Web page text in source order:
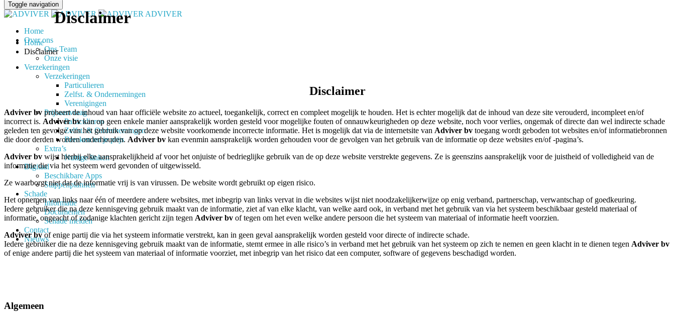
Toggle navigation
ADVIVER
Home
Over ons
Ons Team
Onze visie
Verzekeringen
Verzekeringen
Particulieren
Zelfst. & Ondernemingen
Verenigingen
Prijsaanvraag
Particulieren
Zelfst. & Ondernemingen
Bereken nu je prijs
Extra’s
Nuttige linken
Digitaal
Beschikbare Apps
Stappenplannen
Schade
Informatie
Documenten
Schade melden
Contact
Nieuws
Disclaimer
Home
Disclaimer
Disclaimer
Adviver bv probeert de inhoud van haar officiële website zo actueel, toegankelijk, correct en compleet mogelijk te houden. Het is echter mogelijk dat de inhoud van deze site verouderd, incompleet en/of
incorrect is. Adviver bvkan op geen enkele manier aansprakelijk worden gesteld voor mogelijke fouten of onnauwkeurigheden op deze website, noch voor verlies, ongemak of directe dan wel indirecte schade
geleden ten gevolge van het gebruik van op deze website voorkomende incorrecte informatie. Het is mogelijk dat via de internetsite van Adviver bv toegang wordt geboden tot websites en/of informatiebronnen
die door derden worden onderhouden. Adviver bv kan evenmin aansprakelijk worden gehouden voor de gevolgen van het gebruik van de informatie op deze websites en/of -pagina’s.
Adviver bv wijst hierbij elke aansprakelijkheid af voor het onjuiste of bedrieglijke gebruik van de op deze website verstrekte gegevens. Ze is geenszins aansprakelijk voor de juistheid of volledigheid van de
informatie die via het systeem werd gevonden of uitgewisseld.
Ze waarborgt niet dat de informatie vrij is van virussen. De website wordt gebruikt op eigen risico.
Het opnemen van links naar één of meerdere andere websites, met inbegrip van links vervat in die websites wijst niet noodzakelijkerwijze op enig verband, partnerschap, verwantschap of goedkeuring.
Iedere gebruiker die na deze kennisgeving gebruik maakt van de informatie, ziet af van elke klacht, van welke aard ook, in verband met het gebruik van via het systeem beschikbaar gesteld materiaal of
informatie, ongeacht of zodanige klachten gericht zijn tegen Adviver bv of tegen om het even welke andere persoon die het systeem van materiaal of informatie heeft voorzien.
Adviver bvof enige partij die via het systeem informatie verstrekt, kan in geen geval aansprakelijk worden gesteld voor directe of indirecte schade.
Iedere gebruiker die na deze kennisgeving gebruik maakt van de informatie, stemt ermee in alle risico’s in verband met het gebruik van het systeem op zich te nemen en geen klacht in te dienen tegen Adviver bv
of enige andere partij die het systeem van materiaal of informatie voorziet, met inbegrip van het risico dat een computer, software of gegevens beschadigd worden.
Algemeen